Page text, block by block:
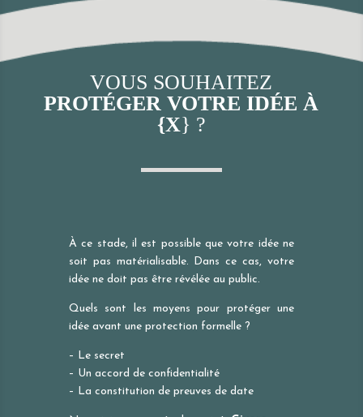
VOUS SOUHAITEZ
PROTÉGER VOTRE IDÉE À
{X} ?
À ce stade, il est possible que votre idée ne
soit pas matérialisable. Dans ce cas, votre
idée ne doit pas être révélée au public.
Quels sont les moyens pour protéger une
idée avant une protection formelle ?
– Le secret
– Un accord de confidentialité
– La constitution de preuves de date